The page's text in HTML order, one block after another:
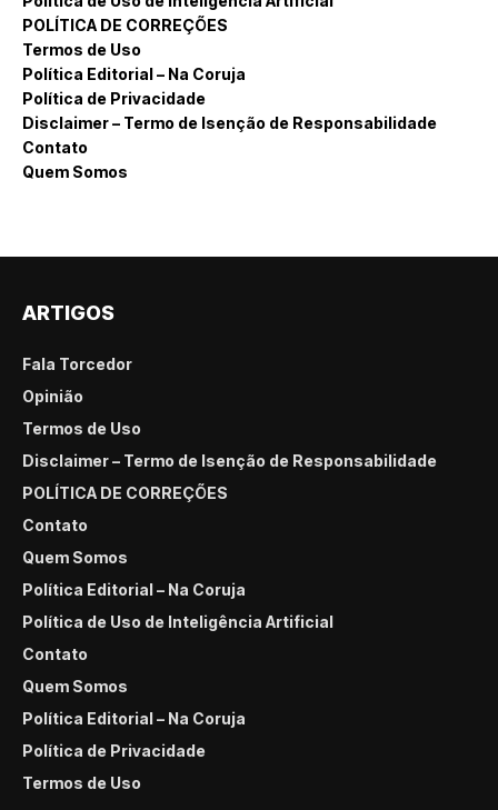
POLÍTICA DE CORREÇÕES
Termos de Uso
Política Editorial – Na Coruja
Política de Privacidade
Disclaimer – Termo de Isenção de Responsabilidade
Contato
Quem Somos
ARTIGOS
Fala Torcedor
Opinião
Termos de Uso
Disclaimer – Termo de Isenção de Responsabilidade
POLÍTICA DE CORREÇÕES
Contato
Quem Somos
Política Editorial – Na Coruja
Política de Uso de Inteligência Artificial
Contato
Quem Somos
Política Editorial – Na Coruja
Política de Privacidade
Termos de Uso